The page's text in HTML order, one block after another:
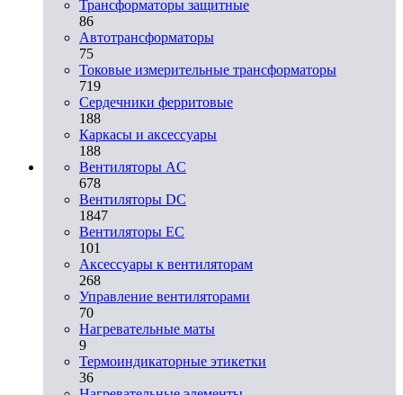
Трансформаторы защитные
86
Автотрансформаторы
75
Токовые измерительные трансформаторы
719
Сердечники ферритовые
188
Каркасы и аксессуары
188
Вентиляторы AC
678
Вентиляторы DC
1847
Вентиляторы EC
101
Аксессуары к вентиляторам
268
Управление вентиляторами
70
Нагревательные маты
9
Термоиндикаторные этикетки
36